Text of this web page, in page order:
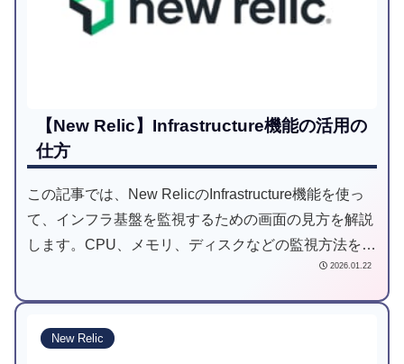
【New Relic】Infrastructure機能の活用の
仕方
この記事では、New RelicのInfrastructure機能を使っ
て、インフラ基盤を監視するための画面の見方を解説
します。CPU、メモリ、ディスクなどの監視方法を理
解することで、インフラ基盤のボトルネックを把握で
2026.01.22
New Relic